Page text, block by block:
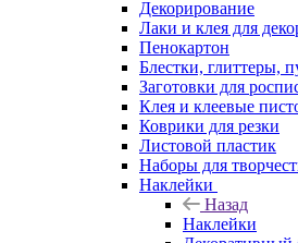
Декорирование
Лаки и клея для
Пенокартон
Блестки, глиттеры,
Заготовки для
Клея и клеевые
Коврики для резки
Листовой пластик
Наборы для
Наклейки
Назад
Наклейки